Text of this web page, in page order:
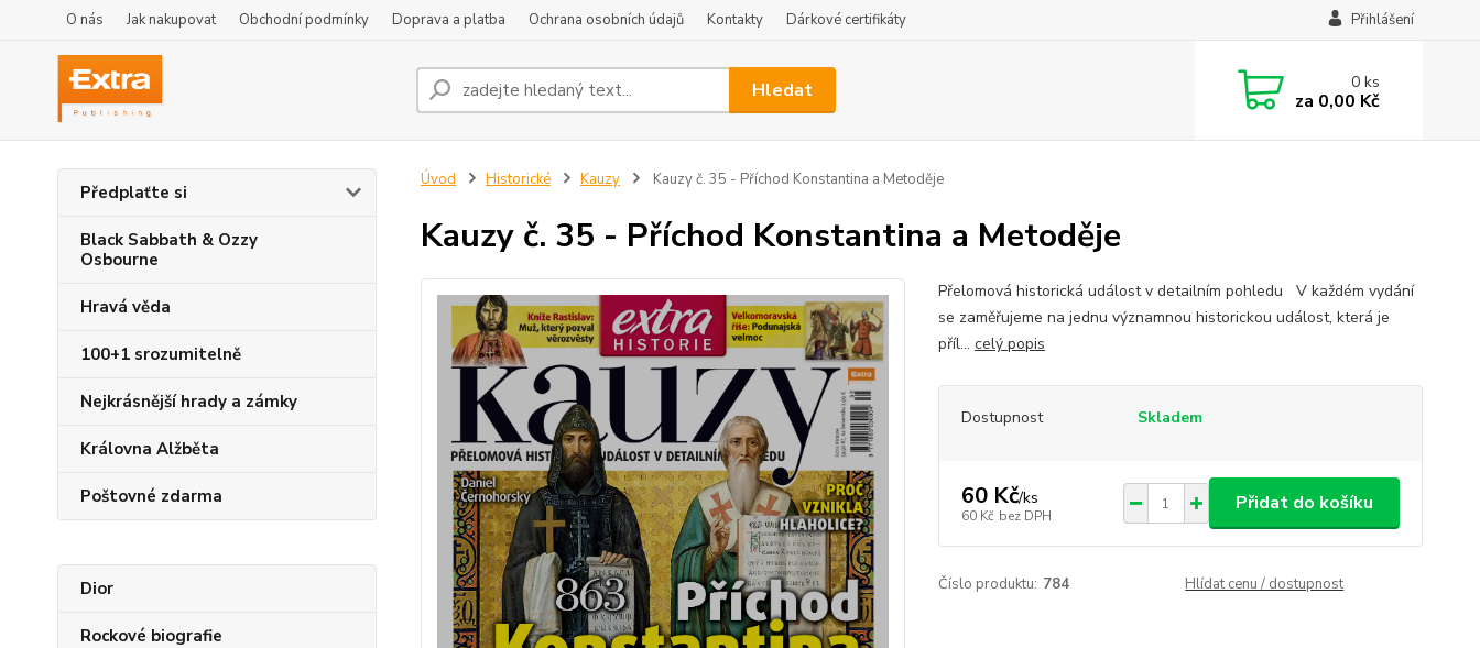
O nás Jak nakupovat Obchodní podmínky Doprava a platba Ochrana osobních údajů Kontakty Dárkové certifikáty Přihlášení
Hledat 0ks
za 0,00 Kč
Předplaťte si
Black Sabbath & Ozzy
Osbourne
Hravá věda
100+1 srozumitelně
Nejkrásnější hrady a zámky
Královna Alžběta
Poštovné zdarma
Dior
Rockové biografie
Úvod Historické Kauzy Kauzy č. 35 - Příchod Konstantina a Metoděje
Kauzy č. 35 - Příchod Konstantina a Metoděje
Přelomová historická událost v detailním pohledu V každém vydání
se zaměřujeme na jednu významnou historickou událost, která je
příl... celý popis
Dostupnost Skladem
60 Kč/ks
60 Kč bez DPH
Přidat do košíku
Číslo produktu: 784 Hlídat cenu / dostupnost